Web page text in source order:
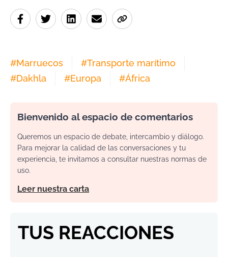
#Marruecos #Transporte marítimo
#Dakhla #Europa #África
Bienvenido al espacio de comentarios
Queremos un espacio de debate, intercambio y diálogo.
Para mejorar la calidad de las conversaciones y tu
experiencia, te invitamos a consultar nuestras normas de
uso.
Leer nuestra carta
TUS REACCIONES